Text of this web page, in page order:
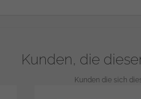
Kunden, die
Kunden die sich